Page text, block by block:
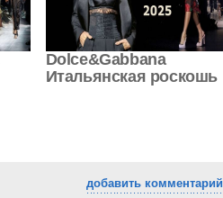
Dolce&Gabbana
Итальянская роскошь
добавить комментарий